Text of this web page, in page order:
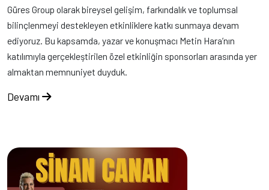
Güres Group olarak bireysel gelişim, farkındalık ve toplumsal
bilinçlenmeyi destekleyen etkinliklere katkı sunmaya devam
ediyoruz. Bu kapsamda, yazar ve konuşmacı Metin Hara’nın
katılımıyla gerçekleştirilen özel etkinliğin sponsorları arasında yer
almaktan memnuniyet duyduk.
Devamı